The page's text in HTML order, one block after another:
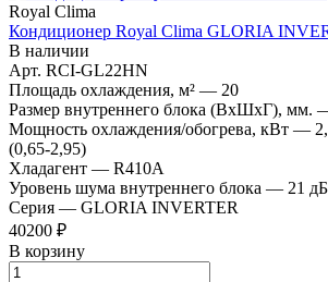
Royal Clima
Кондиционер Royal Clima GLORIA
В наличии
Арт. RCI-GL22HN
Площадь охлаждения, м² — 20
Размер внутреннего блока (ВхШхГ), мм.
Мощность охлаждения/обогрева, кВт —
(0,65-2,95)
Хладагент — R410A
Уровень шума внутреннего блока — 21 дБ
Серия — GLORIA INVERTER
40200 ₽
В корзину